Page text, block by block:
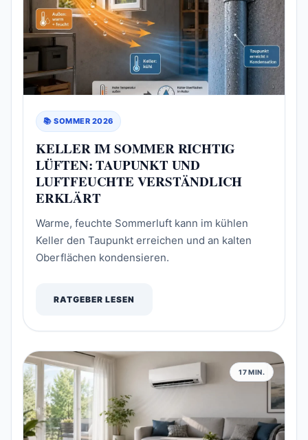
📚 SOMMER 2026
KELLER IM SOMMER RICHTIG
LÜFTEN: TAUPUNKT UND
LUFTFEUCHTE VERSTÄNDLICH
ERKLÄRT
Warme, feuchte Sommerluft kann im kühlen
Keller den Taupunkt erreichen und an kalten
Oberflächen kondensieren.
RATGEBER LESEN
17 MIN.